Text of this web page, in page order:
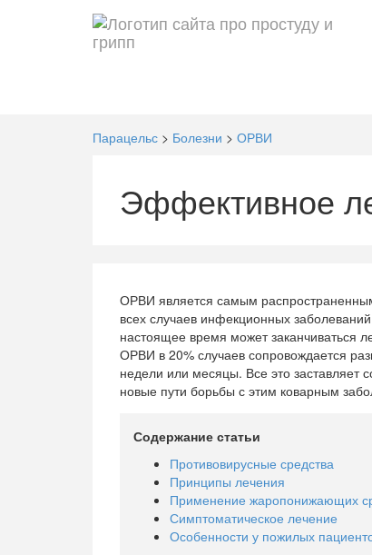
Парацельс > Болезни > ОРВИ
Эффективное
ОРВИ является самым
всех случаев инфекционных
настоящее время может заканчиваться
ОРВИ в 20% случаев сопровождается
недели или месяцы. Все это
новые пути борьбы с этим коварным
Содержание статьи
Противовирусные средства
Принципы лечения
Применение жаропонижающих
Симптоматическое лечение
Особенности у пожилых